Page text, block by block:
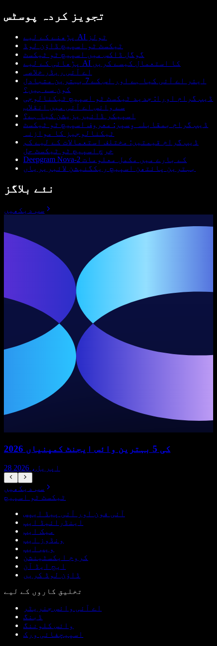
تجویز کردہ پوسٹس
پڑھنے کے لیے AI ٹولز
ٹیکسٹ ٹو اسپیچ ڈاؤن لوڈ
گوگل ڈاکس میں اسپیچ ٹو ٹیکسٹ
پڑھائی کے لیے AI کا استعمال کیسے کریں
اے آئی ریڈر خلاصہ
ایئر اے آئی کیا ہے اور اس کے 7 بہترین متبادل
کون سے ہیں؟
ڈیپ گرام اورا: جدید ٹیکسٹ ٹو اسپیچ ٹیکنالوجی
سے وائس اے آئی میں انقلاب
اسپیکر ڈائیریزیشن کیا ہے؟
ڈیپ گرام بمقابلہ وِسپر: معروف اسپیچ ٹو ٹیکسٹ
ٹیکنالوجیز کا موازنہ
ڈیپ گرام قیمتیں: مختلف استعمالات کے لیے کم
خرچ اسپیچ ٹو ٹیکسٹ حل
Deepgram Nova-2 کے بارے میں مکمل معلومات
بہترین پائتھن اسپیچ ریکگنیشن لائبریریاں
نئے بلاگز
سب دیکھیں
2026 کی 5 بہترین وائس ایجنٹ کمپنیاں
28 اپریل، 2026
سب دیکھیں
ٹیکسٹ ٹو اسپیچ
آئی فون اور آئی پیڈ ایپس
اینڈرائیڈ ایپ
میک ایپ
ونڈوز ایپ
ویب ایپ
کروم ایکسٹینشن
ایج ایڈ آن
ڈاؤن لوڈ کریں
تخلیق کاروں کے لیے
اے آئی وائس جنریٹر
ڈبنگ
وائس کلوننگ
اسپیچفائی ورک